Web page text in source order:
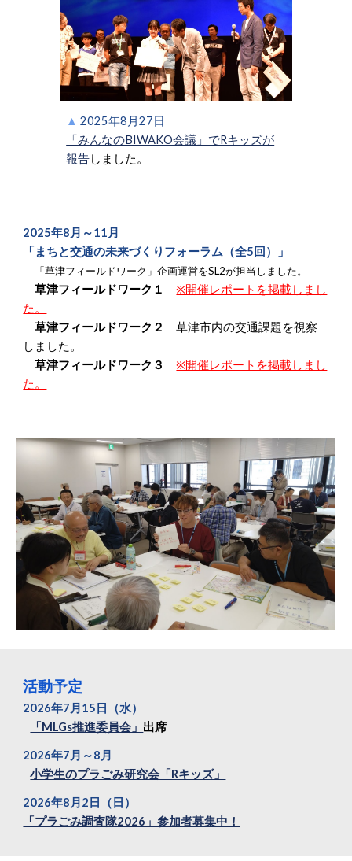
▲2025年8月27 日
「みんなのBIWAKO会議」でRキッズが
報告しました。
2025年8月～11月
「 まちと交通の未来づくりフォーラム （全5回） 」
「草津フィールドワーク」企画運営をSL2が担当しました。
草津フィールドワーク１※開催レポートを掲載しまし
た。
草津フィールドワーク２草津市内の交通課題を視察
しました。
草津フィールドワーク３※開催レポートを掲載しまし
た。
活動予定
2026年7 月15日
（水）
「MLGs推進委員会」 出席
2026年7 月～8 月
小学生のプラごみ研究会「Rキッズ」
2026年8月2日（日）
「プラごみ調査隊2026」参加者募集中！